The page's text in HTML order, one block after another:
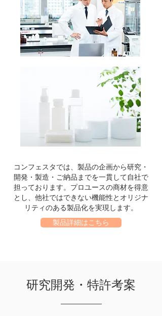
コンフェスタでは、製品の企画から研究・
開発・製造・ご納品までを一貫して自社で
担っております。プロユースの商材を得意
とし、他社では​できない機能性とオリジナ
リティのある製品化を実現します。
製品詳細はこちら
研究開発・特許考案